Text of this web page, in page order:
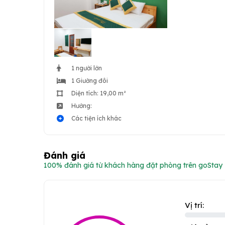
1 người lớn
1 Giường đôi
Diện tích: 19,00 m²
Hướng:
Các tiện ích khác
Đánh giá
100% đánh giá từ khách hàng đặt phòng trên goStay
Vị trí: